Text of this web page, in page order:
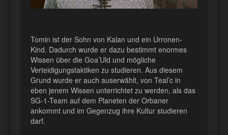
Tomin ist der Sohn von Kalan und ein Urronen-
Kind. Dadurch wurde er dazu bestimmt enormes
Wissen über die Goa’Uld und mögliche
Verteidigungstaktiken zu studieren. Aus diesem
Grund wurde er auch auserwählt, von Teal’c in
eben jenem Wissen unterrichtet zu werden, als das
SG-1-Team auf dem Planeten der Orbaner
ankommt und im Gegenzug ihre Kultur studieren
darf.